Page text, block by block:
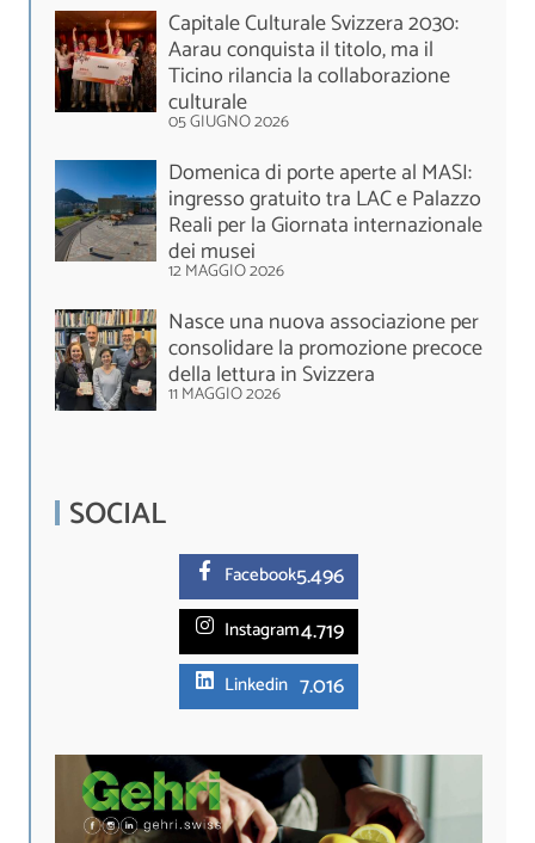
Capitale Culturale Svizzera 2030:
Aarau conquista il titolo, ma il
Ticino rilancia la collaborazione
culturale
05 GIUGNO 2026
Domenica di porte aperte al MASI:
ingresso gratuito tra LAC e Palazzo
Reali per la Giornata internazionale
dei musei
12 MAGGIO 2026
Nasce una nuova associazione per
consolidare la promozione precoce
della lettura in Svizzera
11 MAGGIO 2026
SOCIAL
Facebook5.496
Instagram4.719
Linkedin 7.016